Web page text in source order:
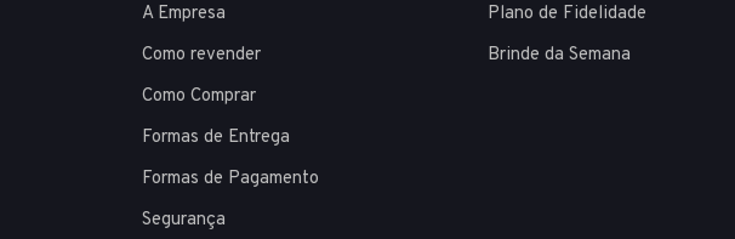
A Empresa
Como revender
Como Comprar
Formas de Entrega
Formas de Pagamento
Segurança
Plano de Fidelidade
Brinde da Semana